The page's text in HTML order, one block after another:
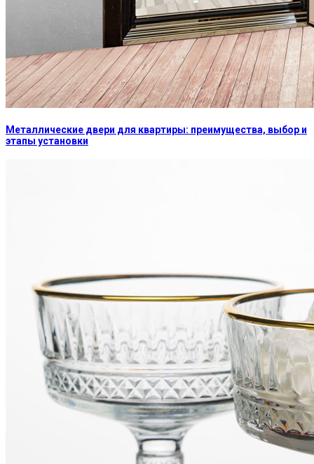
Металлические двери для квартиры: преимущества, выбор и
этапы установки